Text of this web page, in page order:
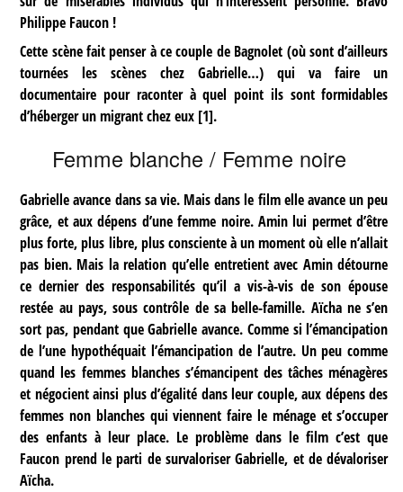
Philippe Faucon !
Cette scène fait penser à ce couple de Bagnolet (où sont d’ailleurs
tournées les scènes chez Gabrielle…) qui va faire un
documentaire pour raconter à quel point ils sont formidables
d’héberger un migrant chez eux [1].
Femme blanche / Femme noire
Gabrielle avance dans sa vie. Mais dans le film elle avance un peu
grâce, et aux dépens d’une femme noire. Amin lui permet d’être
plus forte, plus libre, plus consciente à un moment où elle n’allait
pas bien. Mais la relation qu’elle entretient avec Amin détourne
ce dernier des responsabilités qu’il a vis-à-vis de son épouse
restée au pays, sous contrôle de sa belle-famille. Aïcha ne s’en
sort pas, pendant que Gabrielle avance. Comme si l’émancipation
de l’une hypothéquait l’émancipation de l’autre. Un peu comme
quand les femmes blanches s’émancipent des tâches ménagères
et négocient ainsi plus d’égalité dans leur couple, aux dépens des
femmes non blanches qui viennent faire le ménage et s’occuper
des enfants à leur place. Le problème dans le film c’est que
Faucon prend le parti de survaloriser Gabrielle, et de dévaloriser
Aïcha.